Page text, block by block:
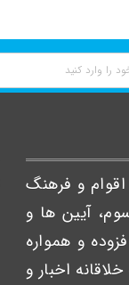
و فرهنگ
آیین ها و
و همواره
اخبار و